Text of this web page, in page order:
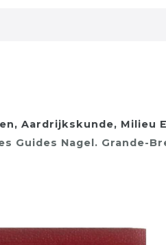
Aardrijkskunde, Milieu
Guides Nagel. Grande-